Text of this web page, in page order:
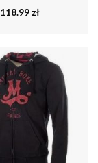
118.99 zł